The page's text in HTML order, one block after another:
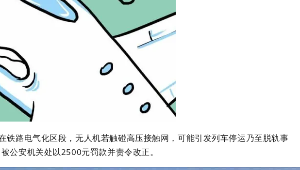
路电气化区段，无人机若触碰高压接触网，可能引发列车停运乃至脱轨事
公安机关处以2500元罚款并责令改正。